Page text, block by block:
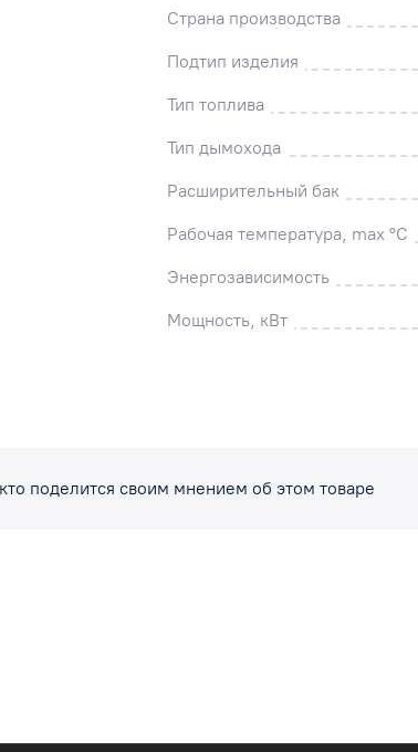
Страна производства
Подтип изделия
Тип топлива
Тип дымохода
Расширительный бак
Рабочая температура, max °C
Энергозависимость
Мощность, кВт
поделится своим мнением об этом товаре